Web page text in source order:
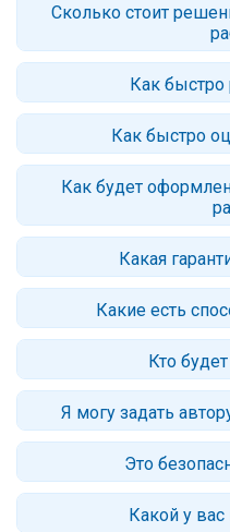
Сколько стоит
Цены начинаются от 200
количества заданий, их
получите после оформления
Как
Стандартный срок: 2–4 дня.
срочное решение - от 1-2
Как быстро
Обычно заказ оценивается в
Приложенная методичка с
Как будет
Мы оформляем работы в Word,
пришлем версию в pdf (по
печатать с любого устройства.
Какая
Гарантийный срок - 30 дней.
замечания, автор ответит и
Какие есть
Вы можете оплатить заказ
картой РФ, СберPay, ЮMoney,
Кто
Работу выполняет автор
высшим профильным
сфере выполнения учебных
Я могу задать
Да, в личном кабинете вы
администратором, так и с
Это
С точки зрения
третьим лицам. С точки
Какой у